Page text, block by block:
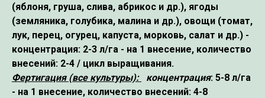
(яблоня, груша, слива, абрикос и др.), ягоды
(земляника, голубика, малина и др.), овощи (томат,
лук, перец, огурец, капуста, морковь, салат и др.) -
концентрация: 2-3 л/га - на 1 внесение, количество
внесений: 2-4 / цикл выращивания.
Фертигация (все культуры):
концентрация: 5-8 л/га
- на 1 внесение, количество внесений: 4-8